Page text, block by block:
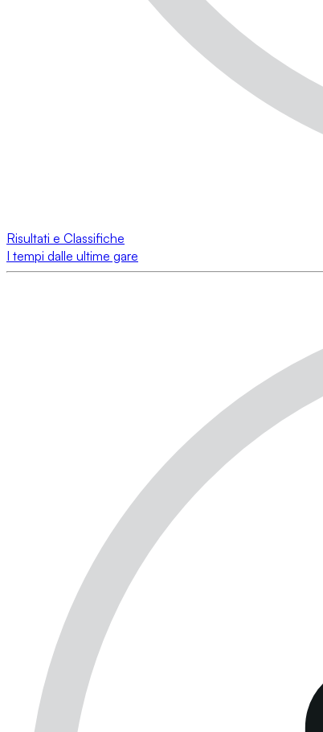
Risultati e Classifiche
I tempi dalle ultime gare